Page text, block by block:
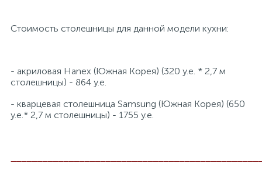
Стоимость столешницы для данной модели кухни:
- акриловая Hanex (Южная Корея) (320 y.e. * 2,7 м
столешницы) - 864 у.е.
- кварцевая столешница Samsung (Южная Корея) (650
у.е.* 2,7 м столешницы) - 1755 y.e.